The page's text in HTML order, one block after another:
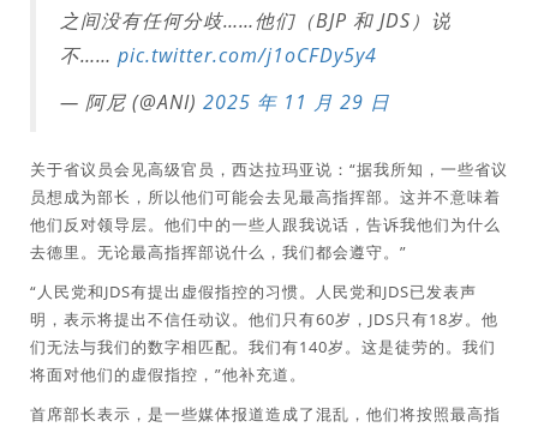
之间没有任何分歧……他们（BJP 和 JDS）说
不…… pic.twitter.com/j1oCFDy5y4
— 阿尼 (@ANI) 2025 年 11 月 29 日
关于省议员会见高级官员，西达拉玛亚说：“据我所知，一些省议
员想成为部长，所以他们可能会去见最高指挥部。这并不意味着
他们反对领导层。他们中的一些人跟我说话，告诉我他们为什么
去德里。无论最高指挥部说什么，我们都会遵守。”
“人民党和JDS有提出虚假指控的习惯。人民党和JDS已发表声
明，表示将提出不信任动议。他们只有60岁，JDS只有18岁。他
们无法与我们的数字相匹配。我们有140岁。这是徒劳的。我们
将面对他们的虚假指控，”他补充道。
首席部长表示，是一些媒体报道造成了混乱，他们将按照最高指